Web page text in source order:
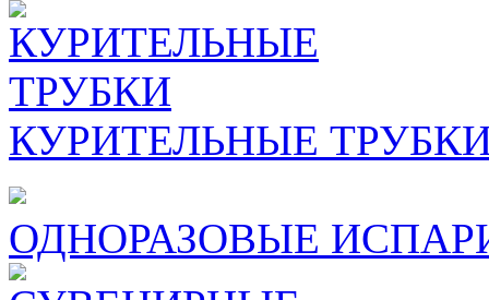
КУРИТЕЛЬНЫЕ
ОДНОРАЗОВЫЕ